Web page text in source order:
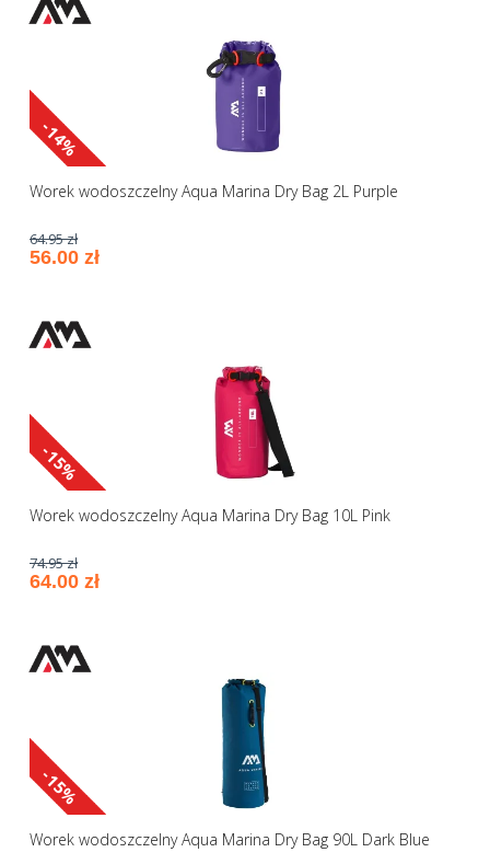
-14%
Worek wodoszczelny Aqua Marina Dry Bag 2L Purple
64.95 zł
56.00 zł
-15%
Worek wodoszczelny Aqua Marina Dry Bag 10L Pink
74.95 zł
64.00 zł
-15%
Worek wodoszczelny Aqua Marina Dry Bag 90L Dark Blue